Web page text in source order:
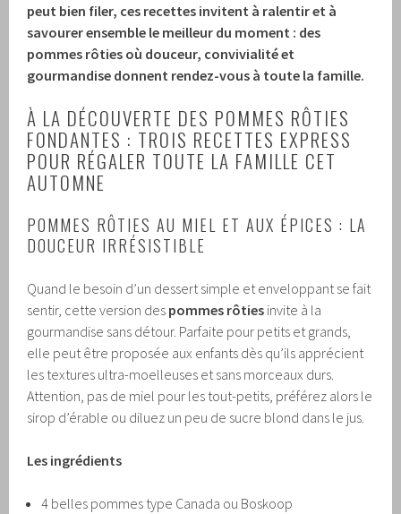
peut bien filer, ces recettes invitent à ralentir et à
savourer ensemble le meilleur du moment : des
pommes rôties où douceur, convivialité et
gourmandise donnent rendez-vous à toute la famille.
À LA DÉCOUVERTE DES POMMES RÔTIES
FONDANTES : TROIS RECETTES EXPRESS
POUR RÉGALER TOUTE LA FAMILLE CET
AUTOMNE
POMMES RÔTIES AU MIEL ET AUX ÉPICES : LA
DOUCEUR IRRÉSISTIBLE
Quand le besoin d’un dessert simple et enveloppant se fait
sentir, cette version des pommes rôties invite à la
gourmandise sans détour. Parfaite pour petits et grands,
elle peut être proposée aux enfants dès qu’ils apprécient
les textures ultra-moelleuses et sans morceaux durs.
Attention, pas de miel pour les tout-petits, préférez alors le
sirop d’érable ou diluez un peu de sucre blond dans le jus.
Les ingrédients
4 belles pommes type Canada ou Boskoop